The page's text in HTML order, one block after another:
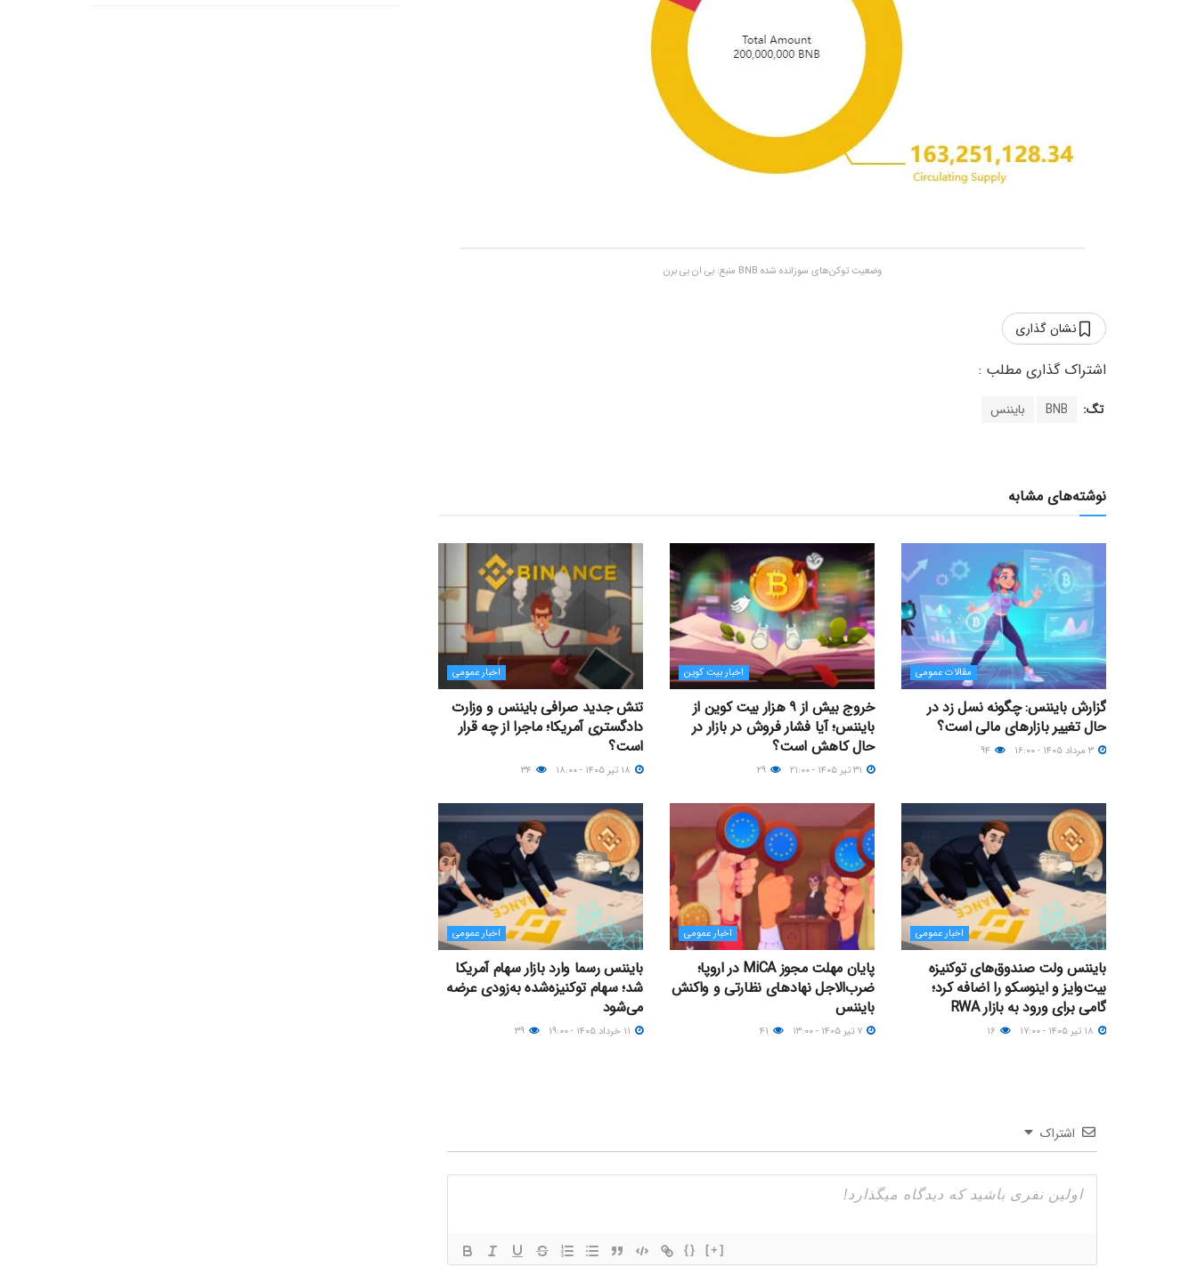
وضعیت توکن‌های سوزانده شده BNB منبع: بی ان بی برن
نشان گذاری
تگ: BNB بایننس
نوشته‌های مشابه
مقالات عمومی
گزارش بایننس: چگونه نسل زد در
حال تغییر بازارهای مالی است؟
اخبار بیت کوین
خروج بیش از ۹ هزار بیت کوین از
بایننس؛ آیا فشار فروش در بازار در
حال کاهش است؟
اخبار عمومی
تنش جدید صرافی بایننس و وزارت
دادگستری آمریکا؛ ماجرا از چه قرار
است؟
اخبار عمومی
بایننس ولت صندوق‌های توکنیزه
بیت‌وایز و اینوسکو را اضافه کرد؛
گامی برای ورود به بازار RWA
اخبار عمومی
پایان مهلت مجوز MiCA در اروپا؛
ضرب‌الاجل نهادهای نظارتی و واکنش
بایننس
اخبار عمومی
بایننس رسما وارد بازار سهام آمریکا
شد؛ سهام توکنیزه‌شده به‌زودی عرضه
می‌شود
اشتراک
{} [+]